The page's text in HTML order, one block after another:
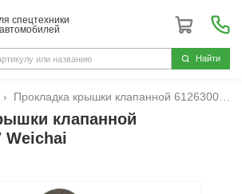
спецтехники
Hайти
Прокладка крышки клапанной 612630040007 Weichai
клапанной
Weichai